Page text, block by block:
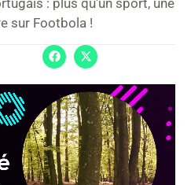
: plus qu'un sport, une
sur Footbola !